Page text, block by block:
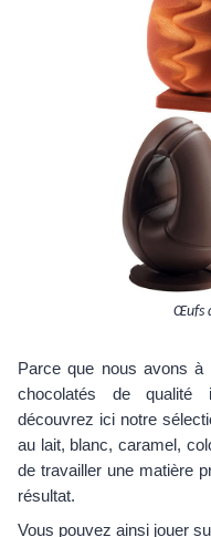
Œufs
Parce que nous avons
chocolatés de qualité
découvrez ici notre
au lait, blanc, caramel,
de travailler une matière
résultat.
Vous pouvez ainsi jouer